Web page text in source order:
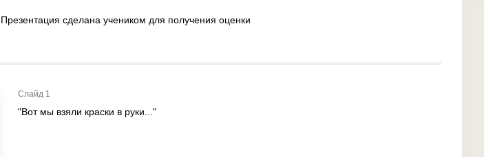
Презентация сделана учеником для получения оценки
Слайд 1
"Вот мы взяли краски в руки..."